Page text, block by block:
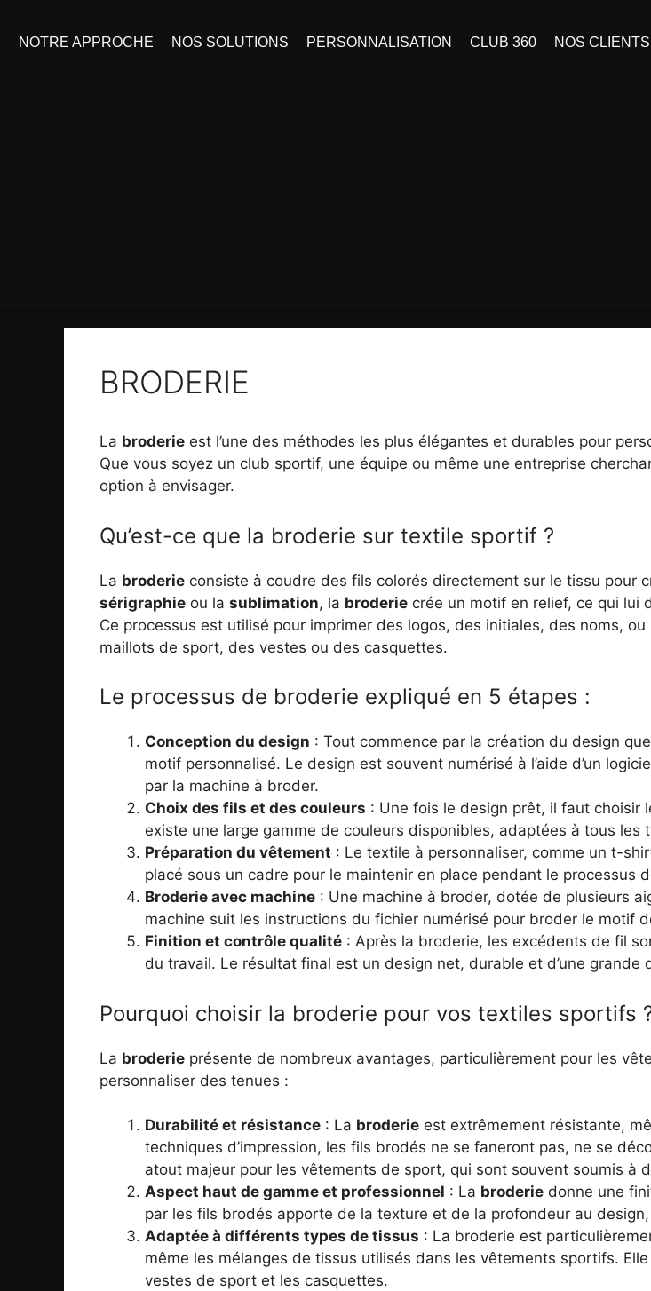
NOTRE APPROCHE NOS SOLUTIONS PERSONNALISATION CLUB 360 NOS CLIENTS
BRODERIE
La broderie est l’une des méthodes les plus élégantes et durables pour
Que vous soyez un club sportif, une équipe ou même une entreprise
option à envisager.
Qu’est-ce que la broderie sur textile sportif ?
La broderie consiste à coudre des fils colorés directement sur le tissu pour
sérigraphie ou la sublimation, la broderie crée un motif en relief, ce qui lui
Ce processus est utilisé pour imprimer des logos, des initiales, des noms,
maillots de sport, des vestes ou des casquettes.
Le processus de broderie expliqué en 5 étapes :
Conception du design : Tout commence par la création du design
motif personnalisé. Le design est souvent numérisé à l’aide d’un
par la machine à broder.
Choix des fils et des couleurs : Une fois le design prêt, il faut choisir
existe une large gamme de couleurs disponibles, adaptées à tous les
Préparation du vêtement : Le textile à personnaliser, comme un t-
placé sous un cadre pour le maintenir en place pendant le processus
Broderie avec machine : Une machine à broder, dotée de plusieurs
machine suit les instructions du fichier numérisé pour broder le motif
Finition et contrôle qualité : Après la broderie, les excédents de fil
du travail. Le résultat final est un design net, durable et d’une grande
Pourquoi choisir la broderie pour vos textiles sportifs
La broderie présente de nombreux avantages, particulièrement pour les
personnaliser des tenues :
Durabilité et résistance : La broderie est extrêmement résistante,
techniques d’impression, les fils brodés ne se faneront pas, ne se
atout majeur pour les vêtements de sport, qui sont souvent soumis à
Aspect haut de gamme et professionnel : La broderie donne une
par les fils brodés apporte de la texture et de la profondeur au
Adaptée à différents types de tissus : La broderie est
même les mélanges de tissus utilisés dans les vêtements sportifs.
vestes de sport et les casquettes.